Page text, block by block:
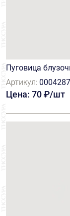
Пуговица
Артикул:
Цена: 70 ₽/шт